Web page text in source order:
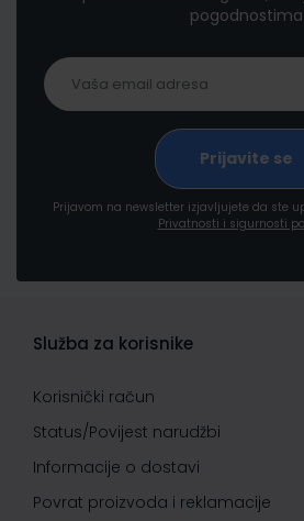
pogodnostima
Prijavom na newsletter izjavljujete da ste
Privatnosti i sigurnosti
Služba za korisnike
Korisnički račun
Status/Povijest narudžbi
Informacije o dostavi
Povrat proizvoda i reklamacije